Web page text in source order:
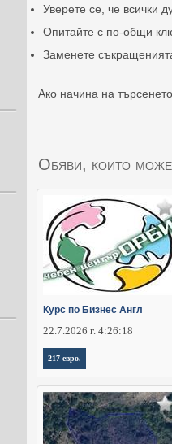
Уверете се, че всички
Опитайте с по-общи
Заменете
Ако начина на
Обяви, които
Курс по Бизнес Англ
22.7.2026 г. 4:26:18
217 евро.